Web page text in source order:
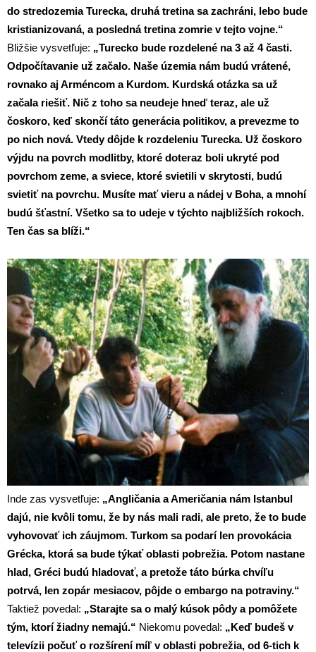
do stredozemia Turecka, druhá tretina sa zachráni, lebo bude
kristianizovaná, a posledná tretina zomrie v tejto vojne.“
Bližšie vysvetľuje: „Turecko bude rozdelené na 3 až 4 časti.
Odpočítavanie už začalo. Naše územia nám budú vrátené,
rovnako aj Arméncom a Kurdom. Kurdská otázka sa už
začala riešiť. Nič z toho sa neudeje hneď teraz, ale už
čoskoro, keď skončí táto generácia politikov, a prevezme to
po nich nová. Vtedy dôjde k rozdeleniu Turecka. Už čoskoro
výjdu na povrch modlitby, ktoré doteraz boli ukryté pod
povrchom zeme, a sviece, ktoré svietili v skrytosti, budú
svietiť na povrchu. Musíte mať vieru a nádej v Boha, a mnohí
budú šťastní. Všetko sa to udeje v týchto najbližších rokoch.
Ten čas sa blíži.“
Inde zas vysvetľuje: „Angličania a Američania nám Istanbul
dajú, nie kvôli tomu, že by nás mali radi, ale preto, že to bude
vyhovovať ich záujmom. Turkom sa podarí len provokácia
Grécka, ktorá sa bude týkať oblasti pobrežia. Potom nastane
hlad, Gréci budú hladovať, a pretože táto búrka chvíľu
potrvá, len zopár mesiacov, pôjde o embargo na potraviny.“
Taktiež povedal: „Starajte sa o malý kúsok pôdy a pomôžete
tým, ktorí žiadny nemajú.“ Niekomu povedal: „Keď budeš v
televízii počuť o rozšírení míľ v oblasti pobrežia, od 6-tich k